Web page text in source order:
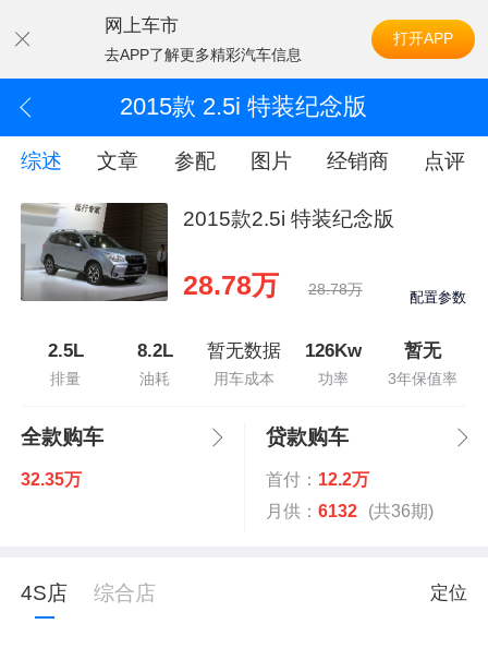
网上车市
去APP了解更多精彩汽车信息
打开APP
2015款 2.5i 特装纪念版
综述 文章 参配 图片 经销商 点评
2015款2.5i 特装纪念版
28.78万 28.78万 配置参数
2.5L
排量
8.2L
油耗
暂无数据
用车成本
126Kw
功率
暂无
3年保值率
全款购车
32.35万
贷款购车
首付： 12.2万
月供： 6132 (共36期)
4S店 综合店 定位